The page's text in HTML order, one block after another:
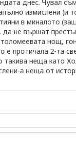
днес. Чувал
измислени
в миналото
не вършат
нощ,
е протичала 2-та
неща като
а неща от